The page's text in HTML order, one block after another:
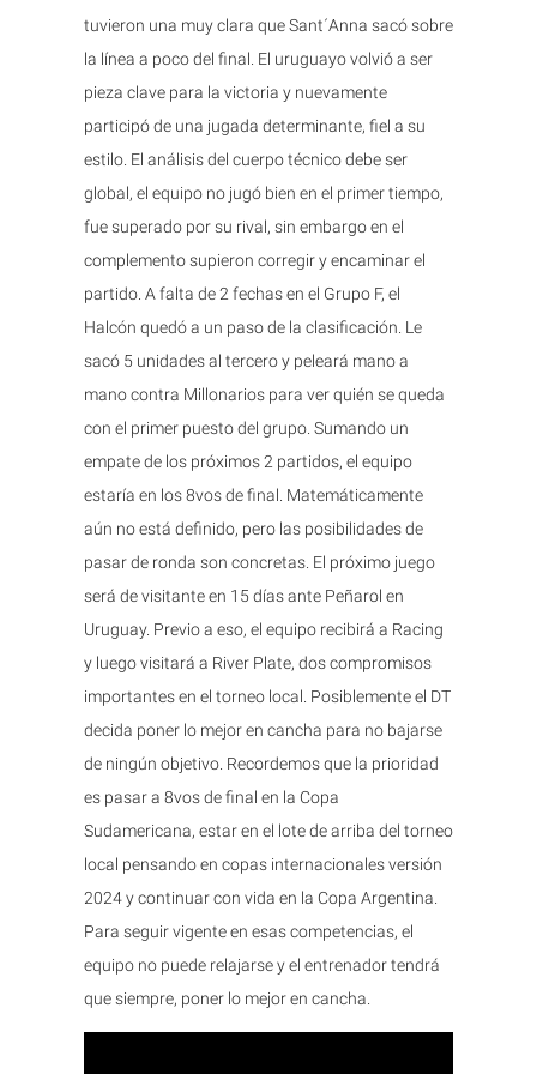
tuvieron una muy clara que Sant´Anna sacó sobre
la línea a poco del final. El uruguayo volvió a ser
pieza clave para la victoria y nuevamente
participó de una jugada determinante, fiel a su
estilo. El análisis del cuerpo técnico debe ser
global, el equipo no jugó bien en el primer tiempo,
fue superado por su rival, sin embargo en el
complemento supieron corregir y encaminar el
partido. A falta de 2 fechas en el Grupo F, el
Halcón quedó a un paso de la clasificación. Le
sacó 5 unidades al tercero y peleará mano a
mano contra Millonarios para ver quién se queda
con el primer puesto del grupo. Sumando un
empate de los próximos 2 partidos, el equipo
estaría en los 8vos de final. Matemáticamente
aún no está definido, pero las posibilidades de
pasar de ronda son concretas. El próximo juego
será de visitante en 15 días ante Peñarol en
Uruguay. Previo a eso, el equipo recibirá a Racing
y luego visitará a River Plate, dos compromisos
importantes en el torneo local. Posiblemente el DT
decida poner lo mejor en cancha para no bajarse
de ningún objetivo. Recordemos que la prioridad
es pasar a 8vos de final en la Copa
Sudamericana, estar en el lote de arriba del torneo
local pensando en copas internacionales versión
2024 y continuar con vida en la Copa Argentina.
Para seguir vigente en esas competencias, el
equipo no puede relajarse y el entrenador tendrá
que siempre, poner lo mejor en cancha.